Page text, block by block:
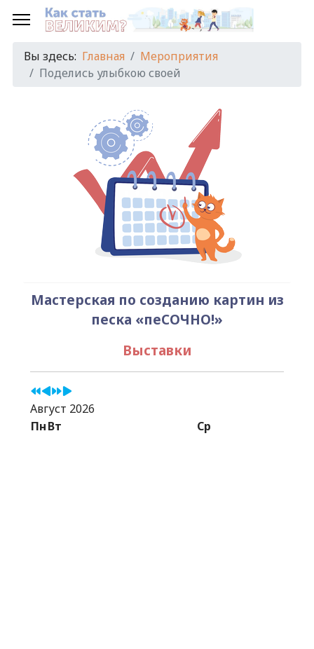
Вы здесь: Главная
Мероприятия
Поделись улыбкою своей
Мастерская по созданию картин из
песка «пеСОЧНО!»
Выставки
годмесяц
годмесяц
Август 2026
ПнВт Ср